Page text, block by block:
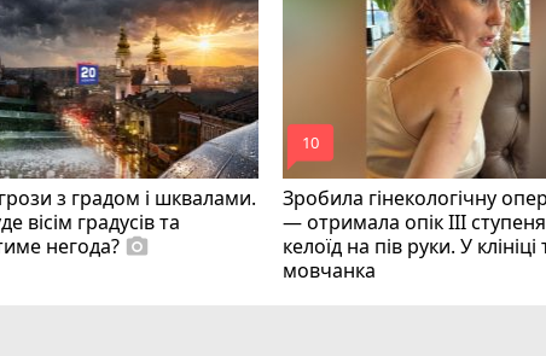
з градом і шквалами.
вісім градусів та
негода? photo_camera
Зробила гінекологічну
— отримала опік ІІІ ступеня
келоїд на пів руки. У
мовчанка
mode_comment
10